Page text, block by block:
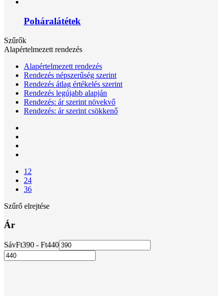
Poháralátétek
Szűrők
Alapértelmezett rendezés
Alapértelmezett rendezés
Rendezés népszerűség szerint
Rendezés átlag értékelés szerint
Rendezés legújabb alapján
Rendezés: ár szerint növekvő
Rendezés: ár szerint csökkenő
12
24
36
Szűrő elrejtése
Ár
SávFt390 - Ft440